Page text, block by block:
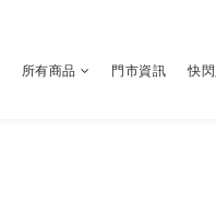
所有商品 門市資訊 快